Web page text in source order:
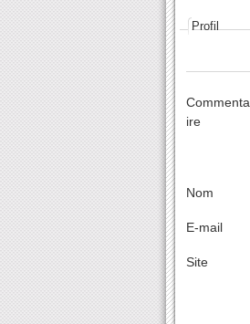
Profil
Commenta
ire
Nom
E-mail
Site